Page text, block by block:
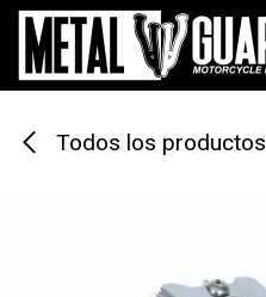
Ir al contenido
Todos los productos